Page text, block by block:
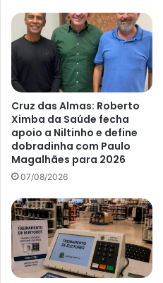
Cruz das Almas: Roberto
Ximba da Saúde fecha
apoio a Niltinho e define
dobradinha com Paulo
Magalhães para 2026
07/08/2026